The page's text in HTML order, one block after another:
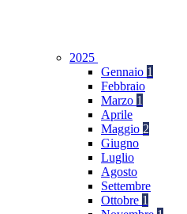
2025
Gennaio 1
Febbraio
Marzo 1
Aprile
Maggio 2
Giugno
Luglio
Agosto
Settembre
Ottobre 1